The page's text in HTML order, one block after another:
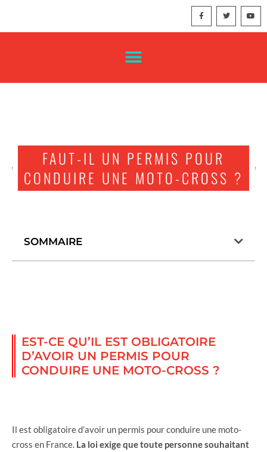
FAUT-IL UN PERMIS POUR
CONDUIRE UNE MOTO-CROSS ?
SOMMAIRE
EST-CE QU’IL EST OBLIGATOIRE
D’AVOIR UN PERMIS POUR
CONDUIRE UNE MOTO-CROSS ?
Il est obligatoire d’avoir un permis pour conduire une moto-
cross en France. La loi exige que toute personne souhaitant